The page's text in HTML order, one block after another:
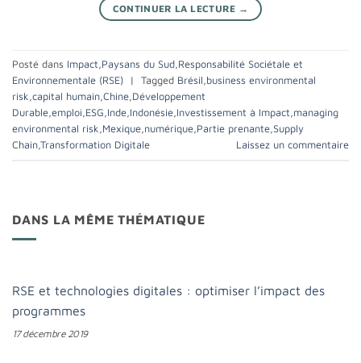
CONTINUER LA LECTURE →
Posté dans Impact Paysans du Sud Responsabilité Sociétale et
Environnementale (RSE)
| Tagged Brésil business environmental
risk capital humain Chine Développement
Durable emploi ESG Inde Indonésie Investissement à Impact managing
environmental risk Mexique numérique Partie prenante Supply
Chain Transformation Digitale Laissez un commentaire
DANS LA MÊME THÉMATIQUE
RSE et technologies digitales : optimiser l’impact des
programmes
17 décembre 2019